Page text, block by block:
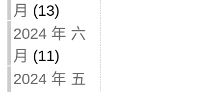
月 (13)
2024 年 六
月 (11)
2024 年 五